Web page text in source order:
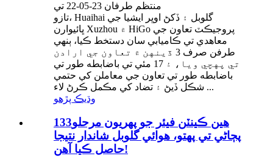
منتظم طرفان 23-05-22 تي
تازو، Huaihai گلوبل ۽ ڏکڻ اوڀر ايشيا جي
ڀائيوارن Xuzhou ۾ HiGo پروجيڪٽ تعاون جي
معاهدي تي ڪاميابي سان دستخط ڪيا، ٻنهي
طرفن صرف 3 ڏينهن ۾ تعاون جي ارادن
تي پهچي ويا، ۽ 17 مئي تي باضابطه طور تي
باضابطه طور تي تعاون جي معاملن کي حتمي
شڪل ڏيڻ ۽ تضاد کي مڪمل ڪرڻ لاء ...
وڌيڪ پڙهو
133هين ڪينٽن فيئر جو پهريون مرحلو
پڄاڻي تي پهتو، هوائي گلوبل شاندار نتيجا
حاصل ڪيا آهن!